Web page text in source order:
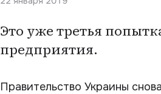
Это уже третья
предприятия.
Правительство Украины